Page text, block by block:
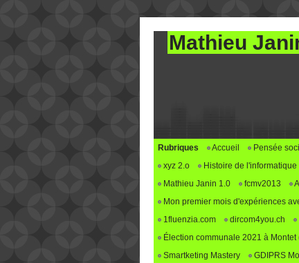
Mathieu
Rubriques Accueil Pensée
xyz 2.o
Histoire de l'informatique
Mathieu Janin 1.0
fcmv2013
Mon premier mois d'expériences
1fluenzia.com
dircom4you.ch
Élection communale 2021 à Montet
Smartketing Mastery
GDIPRS